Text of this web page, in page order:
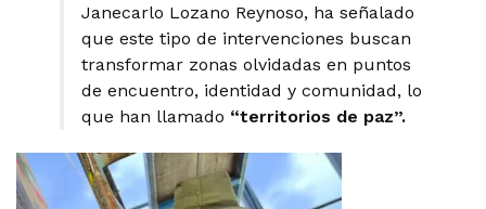
Janecarlo Lozano Reynoso, ha señalado
que este tipo de intervenciones buscan
transformar zonas olvidadas en puntos
de encuentro, identidad y comunidad, lo
que han llamado “territorios de paz”.